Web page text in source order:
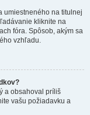
umiestneného na titulnej
kliknite na
fóra. Spôsob, akým sa
vzhľadu.
a obsahoval príliš
vašu požiadavku a